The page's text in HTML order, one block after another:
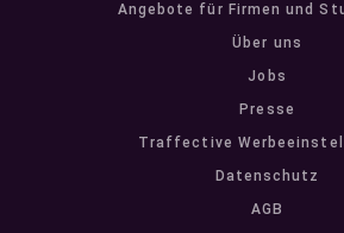
Angebote für Firmen und
Über uns
Jobs
Presse
Traffective
Datenschutz
AGB